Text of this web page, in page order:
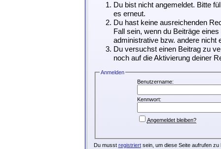
Du bist nicht angemeldet. Bitte
es erneut.
Du hast keine ausreichenden
Fall sein, wenn du Beiträge
administrative bzw. andere nicht
Du versuchst einen Beitrag zu
noch auf die Aktivierung deiner
Anmelden
Benutzername:
Kennwort:
Angemeldet bleiben?
Du musst registriertsein, um diese Seite aufrufen zu